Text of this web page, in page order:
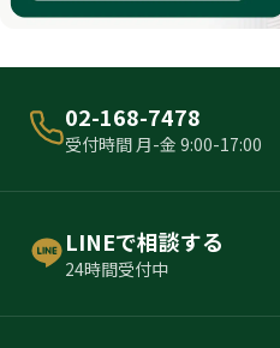
02-168-7478
受付時間 月-金 9:00-17:00
LINEで相談する
24時間受付中